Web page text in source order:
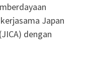
Japan
dengan